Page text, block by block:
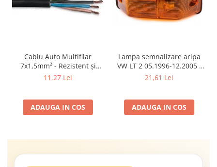
Cablu Auto Multifilar
7x1,5mm² - Rezistent și
Flexibil pentru Remorci 12V-
11,27 Lei
ADAUGA IN COS
Lampa semnalizare aripa
VW LT 2 05.1996-12.2005 ;
Mercedes Sprinter 1995-
Neoplan Euroliner,
Starliner,Centroliner,
21,61 Lei
ADAUGA IN COS